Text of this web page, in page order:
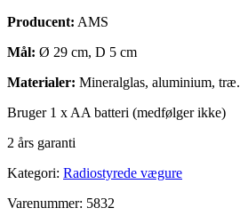
Producent: AMS
Mål: Ø 29 cm, D 5 cm
Materialer: Mineralglas, aluminium, træ.
Bruger 1 x AA batteri (medfølger ikke)
2 års garanti
Kategori: Radiostyrede vægure
Varenummer: 5832